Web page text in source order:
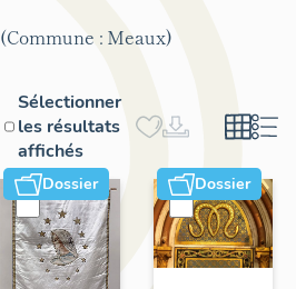
(Commune : Meaux)
Sélectionner
les résultats
affichés
Dossier Dossier